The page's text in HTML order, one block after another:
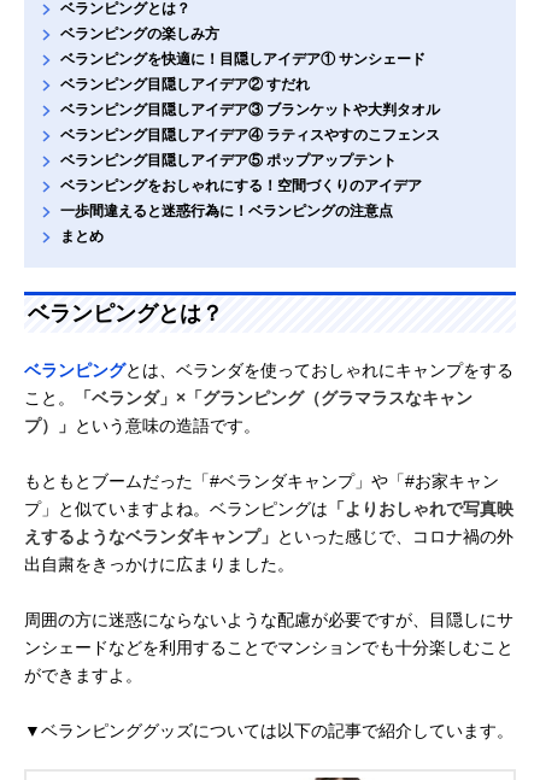
ベランピングとは？
ベランピングの楽しみ方
ベランピングを快適に！目隠しアイデア① サンシェード
ベランピング目隠しアイデア② すだれ
ベランピング目隠しアイデア③ ブランケットや大判タオル
ベランピング目隠しアイデア④ ラティスやすのこフェンス
ベランピング目隠しアイデア⑤ ポップアップテント
ベランピングをおしゃれにする！空間づくりのアイデア
一歩間違えると迷惑行為に！ベランピングの注意点
まとめ
ベランピングとは？
ベランピングとは、ベランダを使っておしゃれにキャンプをする
こと。
「ベランダ」×「グランピング（グラマラスなキャン
プ）」 という意味の造語です。
もともとブームだった「#ベランダキャンプ」や「#お家キャン
プ」と似ていますよね。ベランピングは 「よりおしゃれで写真映
えするようなベランダキャンプ」 といった感じで、コロナ禍の外
出自粛をきっかけに広まりました。
周囲の方に迷惑にならないような配慮が必要ですが、目隠しにサ
ンシェードなどを利用することでマンションでも十分楽しむこと
ができますよ。
▼ベランピンググッズについては以下の記事で紹介しています。